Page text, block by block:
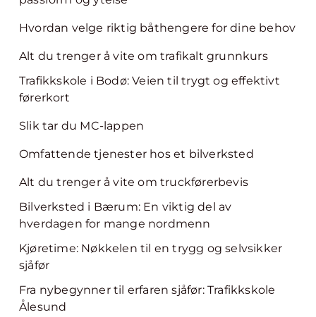
Hvordan velge riktig båthengere for dine behov
Alt du trenger å vite om trafikalt grunnkurs
Trafikkskole i Bodø: Veien til trygt og effektivt
førerkort
Slik tar du MC-lappen
Omfattende tjenester hos et bilverksted
Alt du trenger å vite om truckførerbevis
Bilverksted i Bærum: En viktig del av
hverdagen for mange nordmenn
Kjøretime: Nøkkelen til en trygg og selvsikker
sjåfør
Fra nybegynner til erfaren sjåfør: Trafikkskole
Ålesund